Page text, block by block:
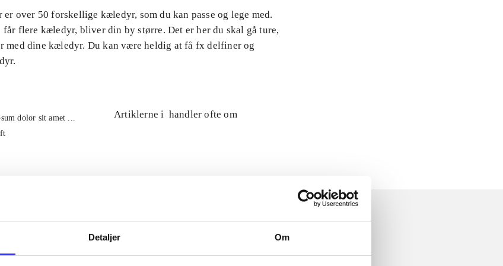
Detaljer Om
er over 50 forskellige kæledyr, som du kan passe og lege med.
får flere kæledyr, bliver din by større. Det er her du skal gå ture,
med dine kæledyr. Du kan være heldig at få fx delfiner og
dolor sit amet ...
Artiklerne i handler ofte om